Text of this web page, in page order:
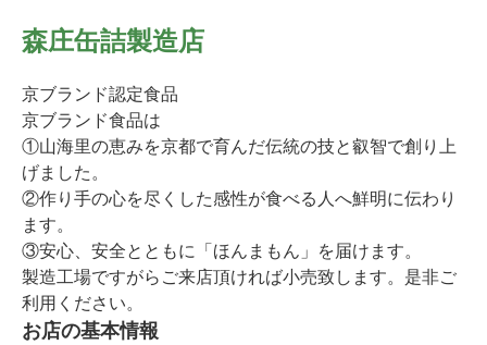
森庄缶詰製造店
京ブランド認定食品
京ブランド食品は
①山海里の恵みを京都で育んだ伝統の技と叡智で創り上
げました。
②作り手の心を尽くした感性が食べる人へ鮮明に伝わり
ます。
③安心、安全とともに「ほんまもん」を届けます。
製造工場ですがらご来店頂ければ小売致します。是非ご
利用ください。
お店の基本情報